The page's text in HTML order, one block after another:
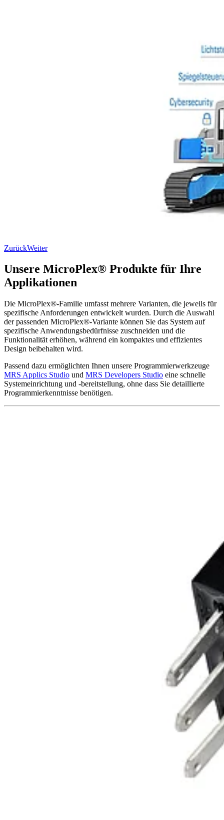
ZurückWeiter
Unsere MicroPlex® Produkte für Ihre
Applikationen
Die MicroPlex®-Familie umfasst mehrere Varianten, die jeweils für
spezifische Anforderungen entwickelt wurden. Durch die Auswahl
der passenden MicroPlex®-Variante können Sie das System auf
spezifische Anwendungsbedürfnisse zuschneiden und die
Funktionalität erhöhen, während ein kompaktes und effizientes
Design beibehalten wird.
Passend dazu ermöglichten Ihnen unsere Programmierwerkzeuge
MRS Applics Studio und MRS Developers Studio eine schnelle
Systemeinrichtung und -bereitstellung, ohne dass Sie detaillierte
Programmierkenntnisse benötigen.